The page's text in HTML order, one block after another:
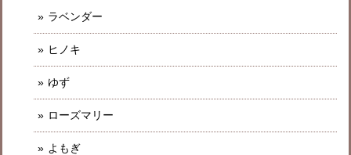
ラベンダー
ヒノキ
ゆず
ローズマリー
よもぎ